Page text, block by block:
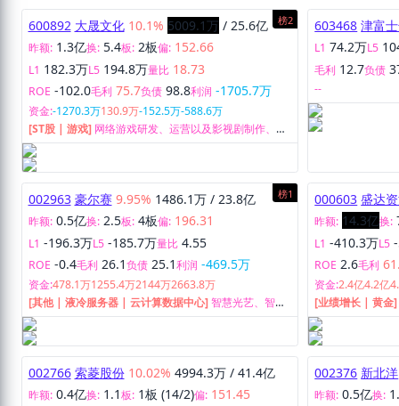
榜2
600892 大晟文化 10.1% 5009.1万 / 25.6亿
昨额: 1.3亿换: 5.4板: 2板偏: 152.66
L1 182.3万L5 194.8万量比 18.73
ROE -102.0毛利 75.7负债 98.8利润 -1705.7万
资金:-1270.3万130.9万-152.5万-588.6万
[ST股 | 游戏] 网络游戏研发、运营以及影视剧制作、发
行业务。
603468 津富
L1 74.2万L5
毛利 12.7负债
--
榜1
002963 豪尔赛 9.95% 1486.1万 / 23.8亿
昨额: 0.5亿换: 2.5板: 4板偏: 196.31
L1 -196.3万L5 -185.7万量比 4.55
ROE -0.4毛利 26.1负债 25.1利润 -469.5万
资金:478.1万1255.4万2144万2663.8万
[其他 | 液冷服务器 | 云计算数据中心]智慧光艺、智慧
文旅、智慧城域三大业务板块、HAO数字孪生融合网络
平台、豪能汇新能源。
000603 盛达
昨额: 14.3亿换:
L1 -410.3万L5
ROE 2.6毛利
资金:2.4亿4.2亿
[业绩增长 | 黄
002766 索菱股份 10.02% 4994.3万 / 41.4亿
昨额: 0.4亿换: 1.1板: 1板 (14/2)偏: 151.45
002376 新北洋
昨额: 0.5亿换: